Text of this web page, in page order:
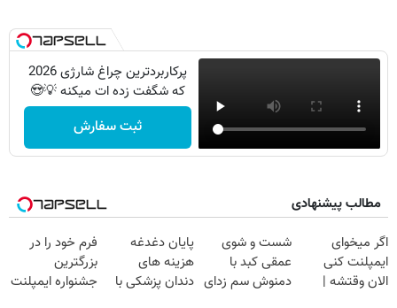
پرکاربردترین چراغ شارژی 2026
که شگفت زده ات میکنه 💡😍
ثبت سفارش
مطالب پیشنهادی
اگر میخوای
ایمپلنت کنی
الان وقتشه |
شست و شوی
عمقی کبد با
دمنوش سم زدای
پایان دغدغه
هزینه های
دندان پزشکی با
فرم خود را در
بزرگترین
جشنواره ایمپلنت